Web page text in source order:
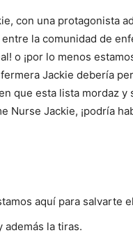
con una protagonista
la comunidad de
o ¡por lo menos
Jackie debería
que esta lista mordaz
Nurse Jackie, ¡podría
aquí para salvarte
además la tiras.